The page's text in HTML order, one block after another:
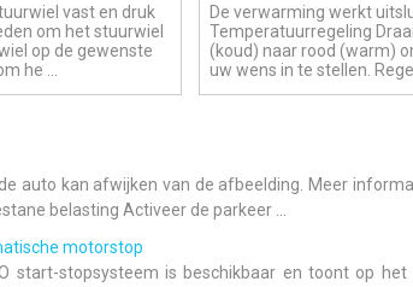
vast en druk
om het stuurwiel
op de gewenste
he ...
De verwarming werkt
Temperatuurregeling
(koud) naar rood (warm)
uw wens in te stellen.
auto kan afwijken van de afbeelding. Meer
belasting Activeer de parkeer ...
motorstop
start-stopsysteem is beschikbaar en toont op